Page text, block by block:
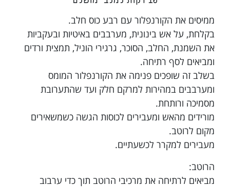
ממיסים את הקורנפלור עם רבע כוס חלב.
בקלחת, על אש בינונית, מערבבים באיטיות ובעקביות
את השמנת, החלב, הסוכר, גרגירי הוניל, תמצית ורדים
ומביאים לסף רתיחה.
בשלב זה שופכים פנימה את הקורנפלור המומס
ומערבבים במהירות למרקם חלק ועד שהתערובת
מסמיכה ורותחת.
מורידים מהאש ומעבירים לכוסות הגשה כשמשאירים
מקום לרוטב.
מעבירים למקרר לכשעתיים.
הרוטב:
מביאים לרתיחה את מרכיבי הרוטב תוך כדי ערבוב